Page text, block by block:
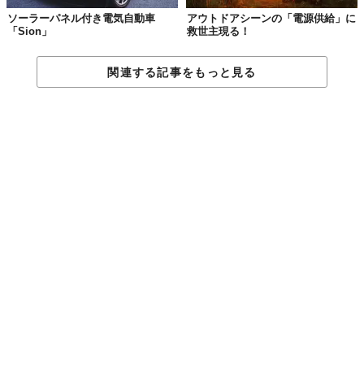
Licensed material used with permission bySolarGaps Inc.
ソーラーパネル付き電気自動車
「Sion」
アウトドアシーンの「電源供給」に
救世主現る！
関連する記事をもっと見る